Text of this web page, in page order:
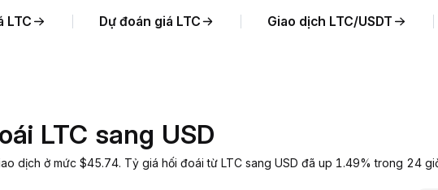
LTC Dự đoán giá LTC Giao dịch LTC/USDT
LTC sang USD
dịch ở mức $45.74. Tỷ giá hối đoái từ LTC sang USD đã up 1.49% trong 24